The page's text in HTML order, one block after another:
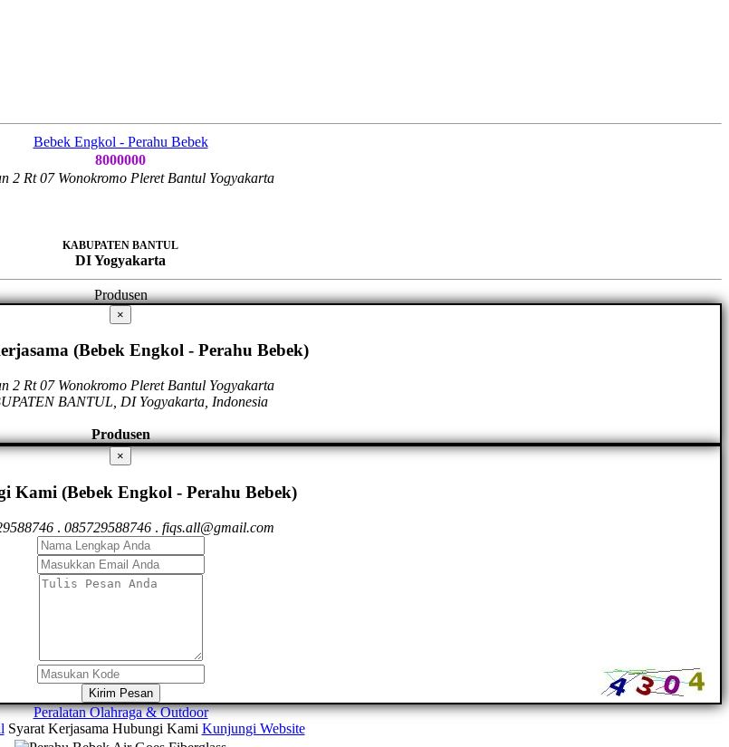
Bebek Engkol - Perahu Bebek
8000000
2 Rt 07 Wonokromo Pleret Bantul Yogyakarta
KABUPATEN BANTUL
DI Yogyakarta
Produsen
×
(Bebek Engkol - Perahu Bebek)
2 Rt 07 Wonokromo Pleret Bantul Yogyakarta
BANTUL, DI Yogyakarta, Indonesia
Produsen
×
Kami (Bebek Engkol - Perahu Bebek)
. 085729588746 . fiqs.all@gmail.com
Kirim Pesan
Peralatan Olahraga & Outdoor
Syarat Kerjasama Hubungi Kami Kunjungi Website